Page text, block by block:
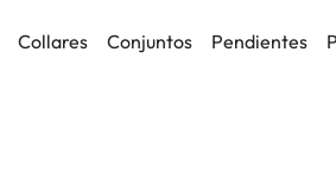
Collares Conjuntos Pendientes